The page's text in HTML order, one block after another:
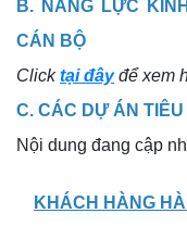
B. NĂNG LỰC
CÁN BỘ
Clicktại đâyđể xem
C. CÁC DỰ ÁN TIÊU
Nội dung đang cập
KHÁCH HÀNG